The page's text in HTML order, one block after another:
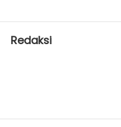
Redaksi